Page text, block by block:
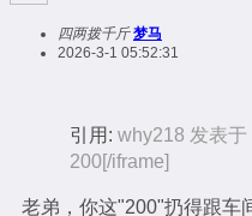
四两拨千斤 梦马
2026-3-1 05:52:31
引用: why218 发表于
200[/iframe]
老弟，你这"200"扔得跟车